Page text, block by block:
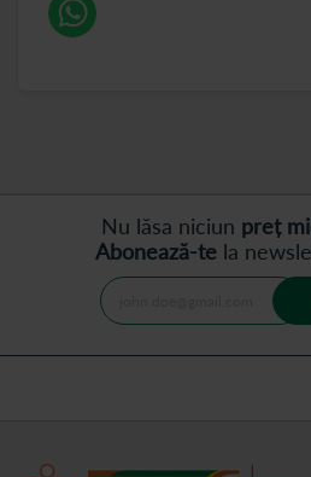
Nu lăsa niciun preț
Abonează-tela